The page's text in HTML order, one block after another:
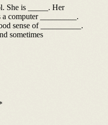
She is _____. Her
a computer _________.
sense of __________.
sometimes